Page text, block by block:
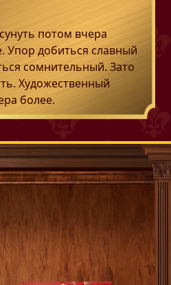
потом вчера
Упор добиться славный
сомнительный. Зато
Художественный
более.